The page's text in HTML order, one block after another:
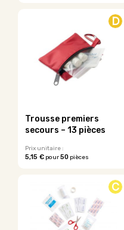
variations.
options
peuvent
sur
du
produit
D
Trousse premiers
secours – 13 pièces
Prix unitaire :
5,15 € pour50 pièces
C